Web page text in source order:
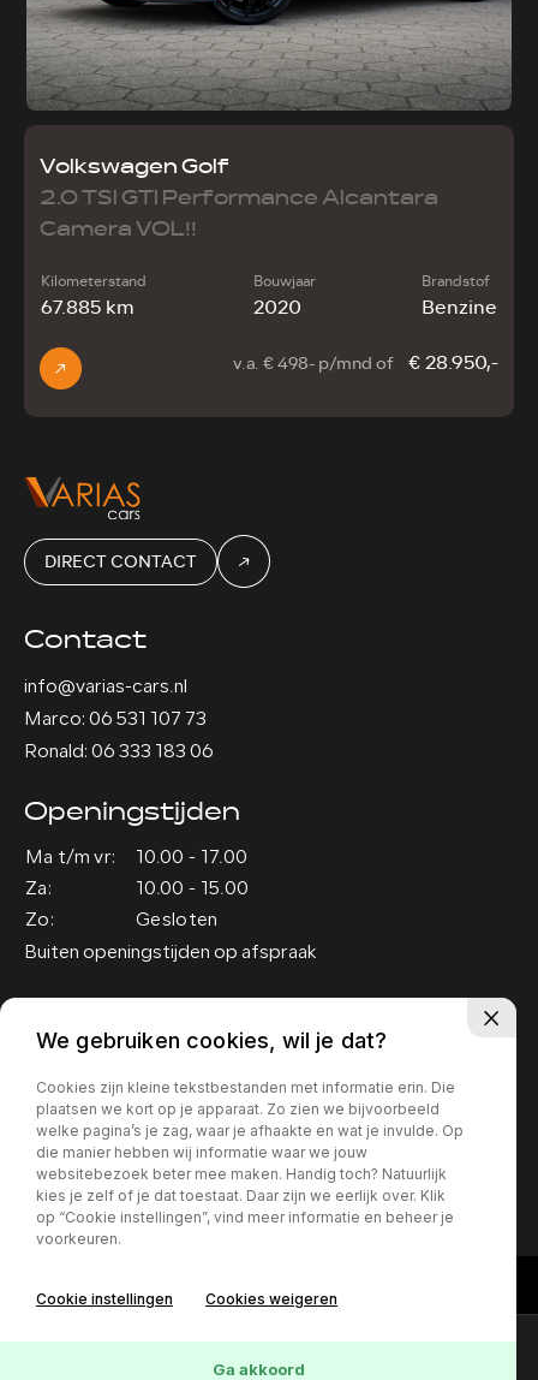
Volkswagen Golf
2.0 TSI GTI Performance Alcantara
Camera VOL!!
Kilometerstand
67.885 km
Bouwjaar
2020
Brandstof
Benzine
v.a. € 498- p/mnd of € 28.950,-
DIRECT CONTACT
Contact
info@varias-cars.nl
Marco: 06 531 107 73
Ronald: 06 333 183 06
Openingstijden
Ma t/m vr:
10.00 - 17.00
Za:
10.00 - 15.00
Zo:
Gesloten
Buiten openingstijden op afspraak
5151 RM Drunen
Privacy policy
We gebruiken cookies, wil je dat?
Cookies zijn kleine tekstbestanden met informatie erin. Die
plaatsen we kort op je apparaat. Zo zien we bijvoorbeeld
welke pagina’s je zag, waar je afhaakte en wat je invulde. Op
die manier hebben wij informatie waar we jouw
websitebezoek beter mee maken. Handig toch? Natuurlijk
kies je zelf of je dat toestaat. Daar zijn we eerlijk over. Klik
op “Cookie instellingen”, vind meer informatie en beheer je
voorkeuren.
Cookie instellingen Cookies weigeren
Ga akkoord